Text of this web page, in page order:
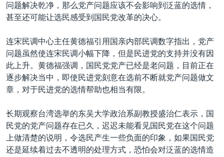
问题解决乾净，那么党产问题应该不会影响到泛蓝的选情，
甚至还可能让选民感受到国民党改革的决心。
连宋民调中心主任黄德福引用国亲内部民调数字指出，党产
问题虽然使连宋民调小幅下降，但是民进党的支持并没有因
此上升。黄德福强调，国民党党产已经是老问题，目前正在
逐步解决当中，即使民进党刻意在选前不断就党产问题做文
章，对于民进党的选情帮助也相当有限。
长期观察台湾选举的东吴大学政治系副教授盛治仁表示，国
民党的党产问题存在已久，迟迟未能看见国民党在这个问题
上做清楚的说明，令选民产生一些负面的印象，如果国民党
还是延续着过去不透明的处理方式，恐怕会对泛蓝的选情造